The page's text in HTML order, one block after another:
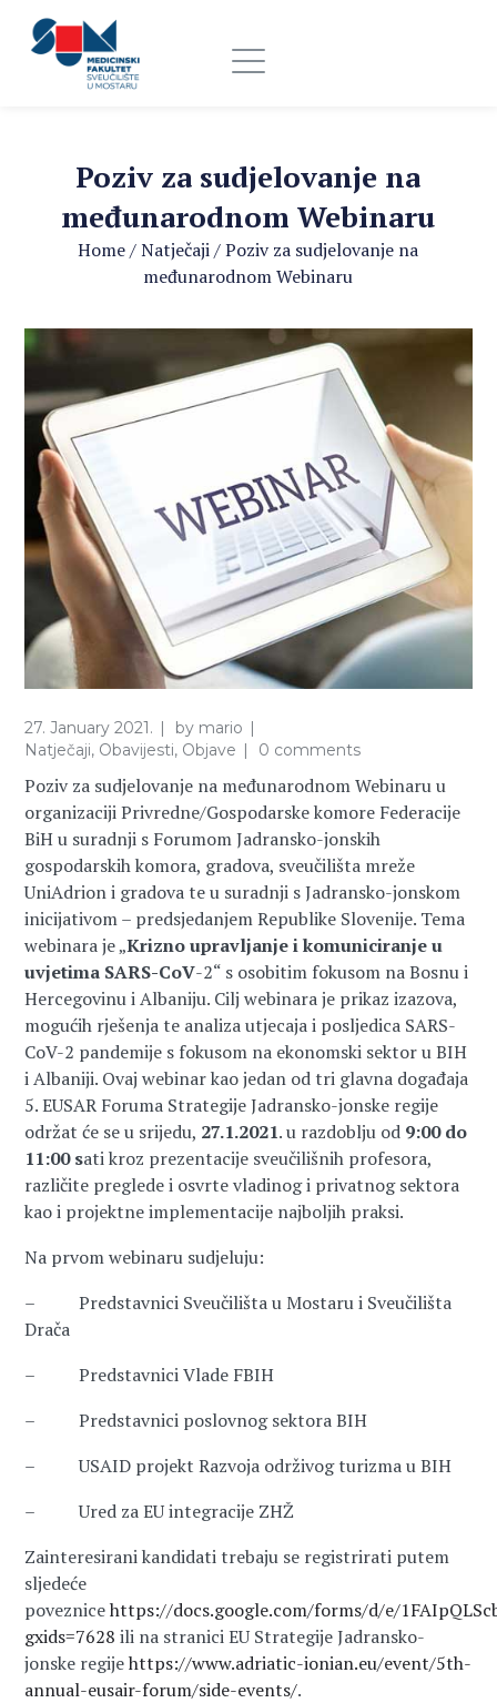
Poziv za sudjelovanje na
međunarodnom Webinaru
Home/Natječaji/Poziv za sudjelovanje na
međunarodnom Webinaru
27. January 2021. by mario
Natječaji, Obavijesti, Objave 0 comments
Poziv za sudjelovanje na međunarodnom Webinaru u
organizaciji Privredne/Gospodarske komore Federacije
BiH u suradnji s Forumom Jadransko-jonskih
gospodarskih komora, gradova, sveučilišta mreže
UniAdrion i gradova te u suradnji s Jadransko-jonskom
inicijativom – predsjedanjem Republike Slovenije. Tema
webinara je „Krizno upravljanje i komuniciranje u
uvjetima SARS-CoV-2“ s osobitim fokusom na Bosnu i
Hercegovinu i Albaniju. Cilj webinara je prikaz izazova,
mogućih rješenja te analiza utjecaja i posljedica SARS-
CoV-2 pandemije s fokusom na ekonomski sektor u BIH
i Albaniji. Ovaj webinar kao jedan od tri glavna događaja
5. EUSAR Foruma Strategije Jadransko-jonske regije
održat će se u srijedu, 27.1.2021. u razdoblju od 9:00 do
11:00 sati kroz prezentacije sveučilišnih profesora,
različite preglede i osvrte vladinog i privatnog sektora
kao i projektne implementacije najboljih praksi.
Na prvom webinaru sudjeluju:
– Predstavnici Sveučilišta u Mostaru i Sveučilišta
Drača
– Predstavnici Vlade FBIH
– Predstavnici poslovnog sektora BIH
– USAID projekt Razvoja održivog turizma u BIH
– Ured za EU integracije ZHŽ
Zainteresirani kandidati trebaju se registrirati putem
sljedeće
poveznicehttps://docs.google.com/forms/d/e/
gxids=7628 ili na stranici EU Strategije Jadransko-
jonske regijehttps://www.adriatic-ionian.eu/event/5th-
annual-eusair-forum/side-events/.